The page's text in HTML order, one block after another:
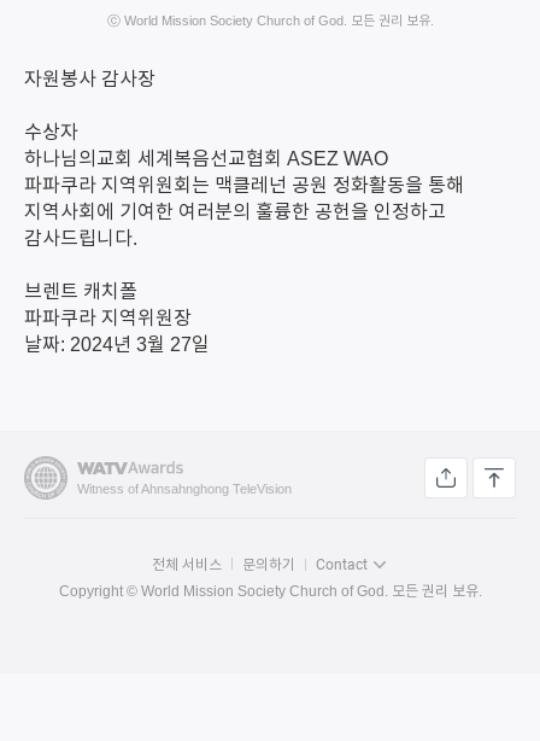
ⓒ World Mission Society Church of God. 모든 권리 보유.
자원봉사 감사장
수상자
하나님의교회 세계복음선교협회 ASEZ WAO
파파쿠라 지역위원회는 맥클레넌 공원 정화활동을 통해
지역사회에 기여한 여러분의 훌륭한 공헌을 인정하고
감사드립니다.
브렌트 캐치폴
파파쿠라 지역위원장
날짜: 2024년 3월 27일
Witness of Ahnsahnghong TeleVision
전체 서비스 문의하기
Contact
Copyright © World Mission Society Church of God. 모든 권리 보유.